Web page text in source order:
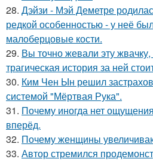
28. Дэйзи - Мэй Деметре
редкой особенностью - у неё
малоберцовые кости.
29. Вы точно жевали эту
трагическая история за ней
30. Ким Чен Ын решил
системой "Мёртвая Рука".
31. Почему иногда нет
вперёд.
32. Почему женщины
33. Автор стремился